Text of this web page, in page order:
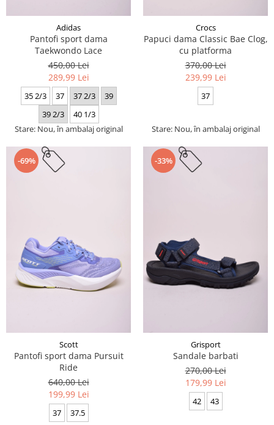
Adidas
Pantofi sport dama
Taekwondo Lace
450,00 Lei
289,99 Lei
35 2/3 37 37 2/3
39
39 2/3
40 1/3
Stare: Nou, în ambalaj original
Crocs
Papuci dama Classic Bae Clog,
cu platforma
370,00 Lei
239,99 Lei
37
Stare: Nou, în ambalaj original
-69%
Scott
Pantofi sport dama Pursuit
Ride
640,00 Lei
199,99 Lei
37 37.5
-33%
Grisport
Sandale barbati
270,00 Lei
179,99 Lei
42 43